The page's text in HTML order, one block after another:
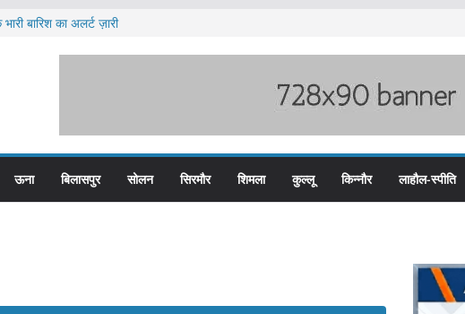
बारिश का अलर्ट ज़ारी
बस प्लस कार्ड से होगा रियायती सफर
ऊना बिलासपुर सोलन सिरमौर शिमला कुल्लू किन्नौर लाहौल-स्पीति